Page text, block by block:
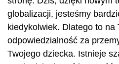
globalizacji, jesteśmy
kiedykolwiek. Dlatego to na
odpowiedzialność za
Twojego dziecka. Istnieje